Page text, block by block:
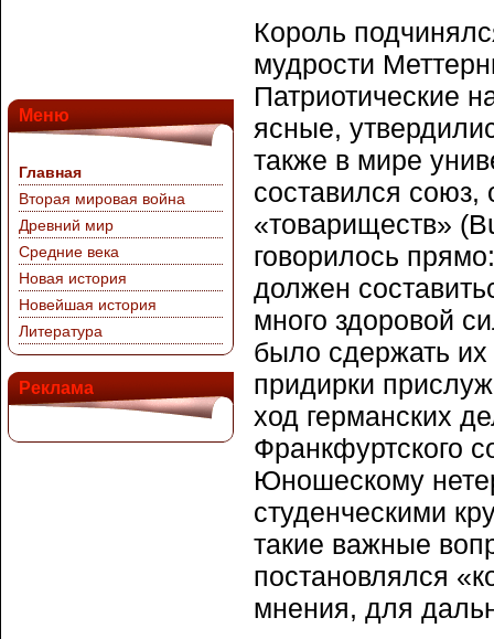
Меню
Главная
Вторая мировая война
Древний мир
Средние века
Новая история
Новейшая история
Литература
Реклама
Король
мудрости
Патриотические
ясные,
также в мире
составился
«товариществ»
говорилось
должен
много здоровой
было сдержать
придирки
ход германских
Франкфуртского
Юношескому
студенческими
такие важные
постановлялся
мнения, для